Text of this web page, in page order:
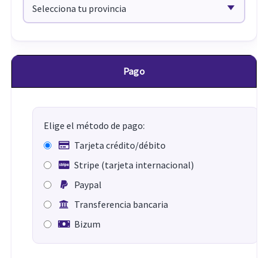
Pago
Elige el método de pago:
Tarjeta crédito/débito
Stripe (tarjeta internacional)
Paypal
Transferencia bancaria
Bizum